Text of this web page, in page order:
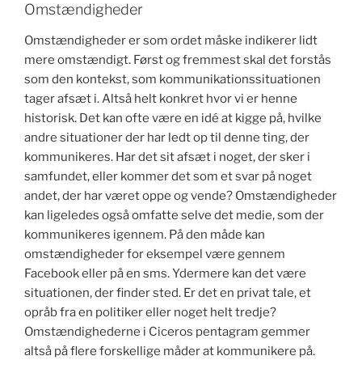
Omstændigheder
Omstændigheder er som ordet måske indikerer lidt
mere omstændigt. Først og fremmest skal det forstås
som den kontekst, som kommunikationssituationen
tager afsæt i. Altså helt konkret hvor vi er henne
historisk. Det kan ofte være en idé at kigge på, hvilke
andre situationer der har ledt op til denne ting, der
kommunikeres. Har det sit afsæt i noget, der sker i
samfundet, eller kommer det som et svar på noget
andet, der har været oppe og vende? Omstændigheder
kan ligeledes også omfatte selve det medie, som der
kommunikeres igennem. På den måde kan
omstændigheder for eksempel være gennem
Facebook eller på en sms. Ydermere kan det være
situationen, der finder sted. Er det en privat tale, et
opråb fra en politiker eller noget helt tredje?
Omstændighederne i Ciceros pentagram gemmer
altså på flere forskellige måder at kommunikere på.